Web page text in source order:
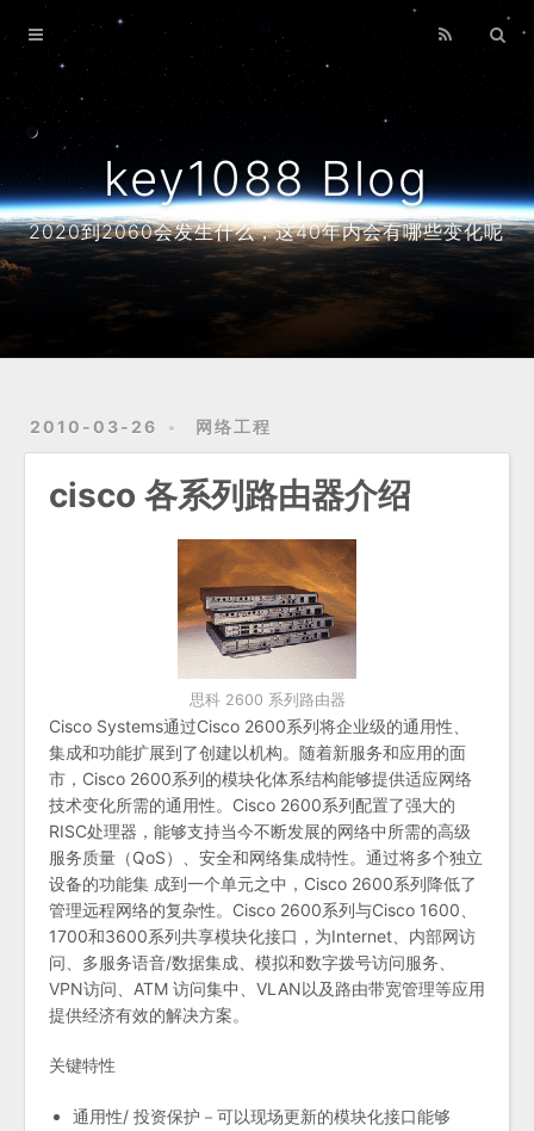
key1088 Blog
2020到2060会发生什么，这40年内会有哪些变化呢
2010-03-26 网络工程
cisco 各系列路由器介绍
思科 2600 系列路由器
Cisco Systems通过Cisco 2600系列将企业级的通用性、
集成和功能扩展到了创建以机构。随着新服务和应用的面
市，Cisco 2600系列的模块化体系结构能够提供适应网络
技术变化所需的通用性。Cisco 2600系列配置了强大的
RISC处理器，能够支持当今不断发展的网络中所需的高级
服务质量（QoS）、安全和网络集成特性。通过将多个独立
设备的功能集 成到一个单元之中，Cisco 2600系列降低了
管理远程网络的复杂性。Cisco 2600系列与Cisco 1600、
1700和3600系列共享模块化接口，为Internet、内部网访
问、多服务语音/数据集成、模拟和数字拨号访问服务、
VPN访问、ATM 访问集中、VLAN以及路由带宽管理等应用
提供经济有效的解决方案。
关键特性
通用性/ 投资保护－可以现场更新的模块化接口能够
Home
About